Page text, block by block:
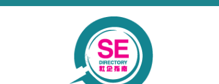
移至主內容